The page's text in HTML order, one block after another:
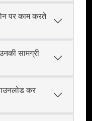
सामग्री
कर